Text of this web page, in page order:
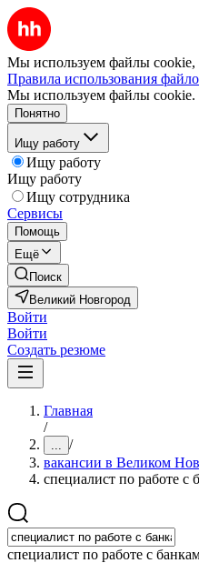
Мы используем файлы cookie,
Правила использования
Мы используем файлы cookie.
Понятно
Ищу работу
Ищу работу
Ищу работу
Ищу сотрудника
Сервисы
Помощь
Ещё
Поиск
Великий Новгород
Войти
Войти
Создать резюме
Главная
/
... /
вакансии в Великом
специалист по работе с
специалист по работе с